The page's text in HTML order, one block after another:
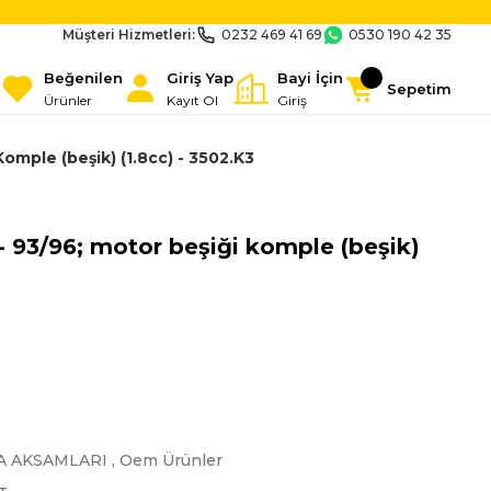
Müşteri Hizmetleri: 0232 469 41 69 0530 190 42 35
Beğenilen
Ürünler
Giriş Yap
Kayıt Ol
Bayi İçin
Giriş
Sepetim
(beşik) (1.8cc) - 3502.K3
93/96; motor beşiği komple (beşik)
AKSAMLARI , Oem Ürünler